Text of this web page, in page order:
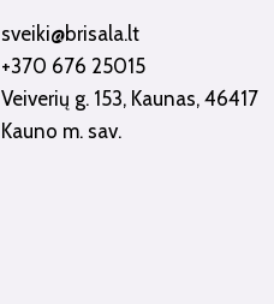
sveiki@brisala.lt
+370 676 25015
Veiverių g. 153, Kaunas, 46417
Kauno m. sav.